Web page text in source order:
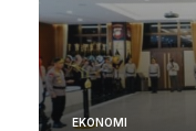
EKONOMI